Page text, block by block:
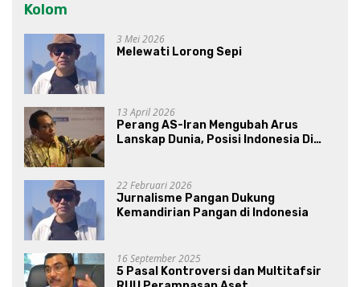
Kolom
3 Mei 2026
Melewati Lorong Sepi
13 April 2026
Perang AS-Iran Mengubah Arus
Lanskap Dunia, Posisi Indonesia Di
22 Februari 2026
Jurnalisme Pangan Dukung
Kemandirian Pangan di Indonesia
16 September 2025
5 Pasal Kontroversi dan Multitafsir